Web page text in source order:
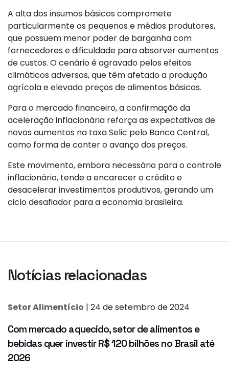
A alta dos insumos básicos compromete
particularmente os pequenos e médios produtores,
que possuem menor poder de barganha com
fornecedores e dificuldade para absorver aumentos
de custos. O cenário é agravado pelos efeitos
climáticos adversos, que têm afetado a produção
agrícola e elevado preços de alimentos básicos.
Para o mercado financeiro, a confirmação da
aceleração inflacionária reforça as expectativas de
novos aumentos na taxa Selic pelo Banco Central,
como forma de conter o avanço dos preços.
Este movimento, embora necessário para o controle
inflacionário, tende a encarecer o crédito e
desacelerar investimentos produtivos, gerando um
ciclo desafiador para a economia brasileira.
Notícias relacionadas
Setor Alimentício | 24 de setembro de 2024
Com mercado aquecido, setor de alimentos e
bebidas quer investir R$ 120 bilhões no Brasil até
2026